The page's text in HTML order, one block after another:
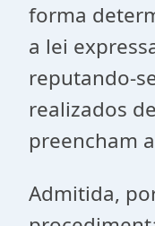
forma
a lei
reputando-
realizados
preencham
Admitida,